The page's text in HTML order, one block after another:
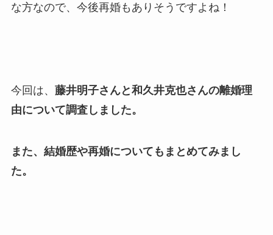
な方なので、今後再婚もありそうですよね！
今回は、 藤井明子さんと和久井克也さんの離婚理
由について調査しました。
また、結婚歴や再婚についてもまとめてみまし
た。